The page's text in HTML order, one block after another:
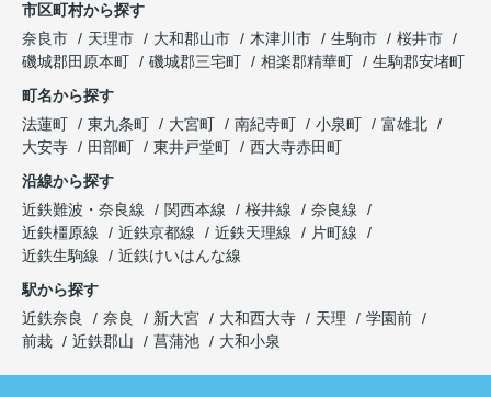
市区町村から探す
奈良市
天理市 大和郡山市 木津川市 生駒市
桜井市
磯城郡田原本町
磯城郡三宅町 相楽郡精華町
生駒郡安堵町
町名から探す
法蓮町
東九条町 大宮町 南紀寺町 小泉町
富雄北
大安寺
田部町 東井戸堂町
西大寺赤田町
沿線から探す
近鉄難波・奈良線
関西本線 桜井線
奈良線
近鉄橿原線
近鉄京都線 近鉄天理線
片町線
近鉄生駒線
近鉄けいはんな線
駅から探す
近鉄奈良
奈良 新大宮 大和西大寺 天理
学園前
前栽
近鉄郡山 菖蒲池 大和小泉